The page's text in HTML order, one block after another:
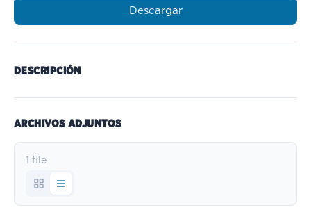
Descargar
DESCRIPCIÓN
ARCHIVOS ADJUNTOS
1 file